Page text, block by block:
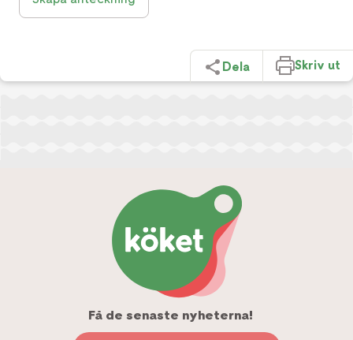
Dela Skriv ut
Få de senaste nyheterna!